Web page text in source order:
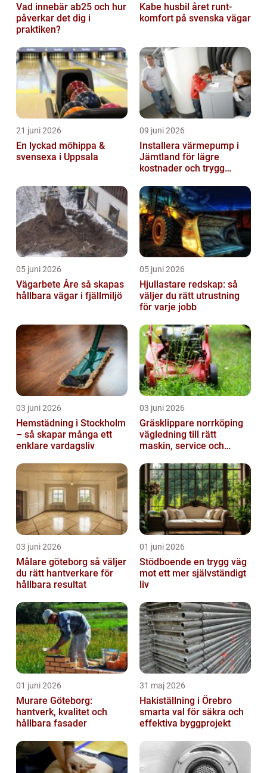
Vad innebär ab25 och hur
påverkar det dig i
praktiken?
Kabe husbil året runt-
komfort på svenska vägar
21 juni 2026
En lyckad möhippa &
svensexa i Uppsala
09 juni 2026
Installera värmepump i
Jämtland för lägre
kostnader och trygg
05 juni 2026
Vägarbete Åre så skapas
hållbara vägar i fjällmiljö
05 juni 2026
Hjullastare redskap: så
väljer du rätt utrustning
för varje jobb
03 juni 2026
Hemstädning i Stockholm
– så skapar många ett
enklare vardagsliv
03 juni 2026
Gräsklippare norrköping
vägledning till rätt
maskin, service och
03 juni 2026
Målare göteborg så väljer
du rätt hantverkare för
hållbara resultat
01 juni 2026
Stödboende en trygg väg
mot ett mer självständigt
liv
01 juni 2026
Murare Göteborg:
hantverk, kvalitet och
hållbara fasader
31 maj 2026
Hakiställning i Örebro
smarta val för säkra och
effektiva byggprojekt